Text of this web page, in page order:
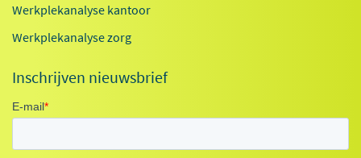
Werkplekanalyse kantoor
Werkplekanalyse zorg
Inschrijven nieuwsbrief